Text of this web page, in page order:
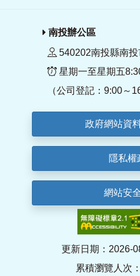
南投辦公區
540202南投縣南
星期一至星期五
（公司登記：9:00～
政府網站資
隱私權
網站安
更新日期：2026-
累積瀏覽人次